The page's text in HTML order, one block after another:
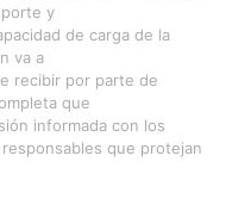
y
de carga de la
va a
recibir por parte de
que
informada con los
que protejan